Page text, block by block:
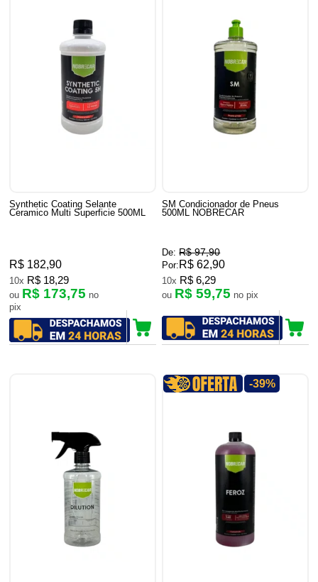
Synthetic Coating Selante
Ceramico Multi Superficie 500ML
R$ 182,90
10x R$ 18,29
ou R$ 173,75 no
pix
SM Condicionador de Pneus
500ML NOBRECAR
De: R$ 97,90
Por: R$ 62,90
10x R$ 6,29
ou R$ 59,75 no pix
-39%